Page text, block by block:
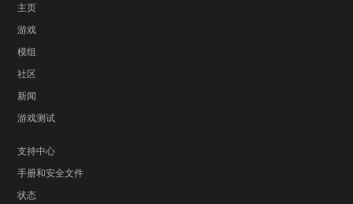
主页
游戏
模组
社区
新闻
游戏测试
支持中心
手册和安全文件
状态